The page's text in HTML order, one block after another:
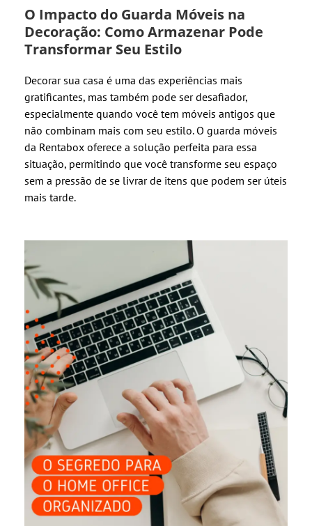
O Impacto do Guarda Móveis na
Decoração: Como Armazenar Pode
Transformar Seu Estilo
Decorar sua casa é uma das experiências mais
gratificantes, mas também pode ser desafiador,
especialmente quando você tem móveis antigos que
não combinam mais com seu estilo. O guarda móveis
da Rentabox oferece a solução perfeita para essa
situação, permitindo que você transforme seu espaço
sem a pressão de se livrar de itens que podem ser úteis
mais tarde.